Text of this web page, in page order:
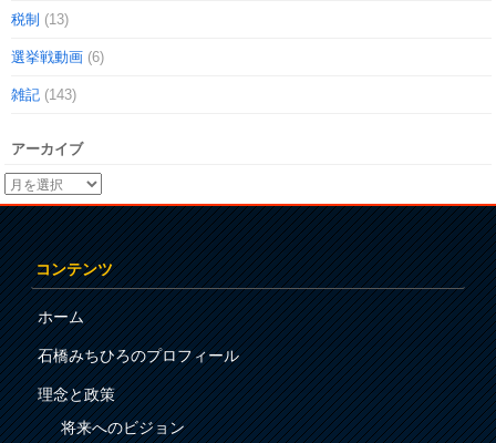
税制 (13)
選挙戦動画 (6)
雑記 (143)
アーカイブ
コンテンツ
ホーム
石橋みちひろのプロフィール
理念と政策
将来へのビジョン